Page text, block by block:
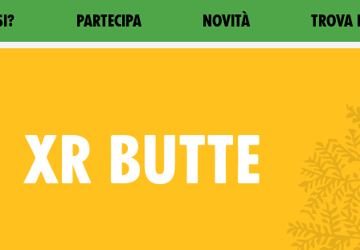
PARTECIPA NOVITÀ TROVA
XR BUTTE